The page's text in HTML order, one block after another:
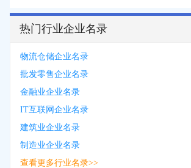
热门行业企业名录
物流仓储企业名录
批发零售企业名录
金融业企业名录
IT互联网企业名录
建筑业企业名录
制造业企业名录
查看更多行业名录>>